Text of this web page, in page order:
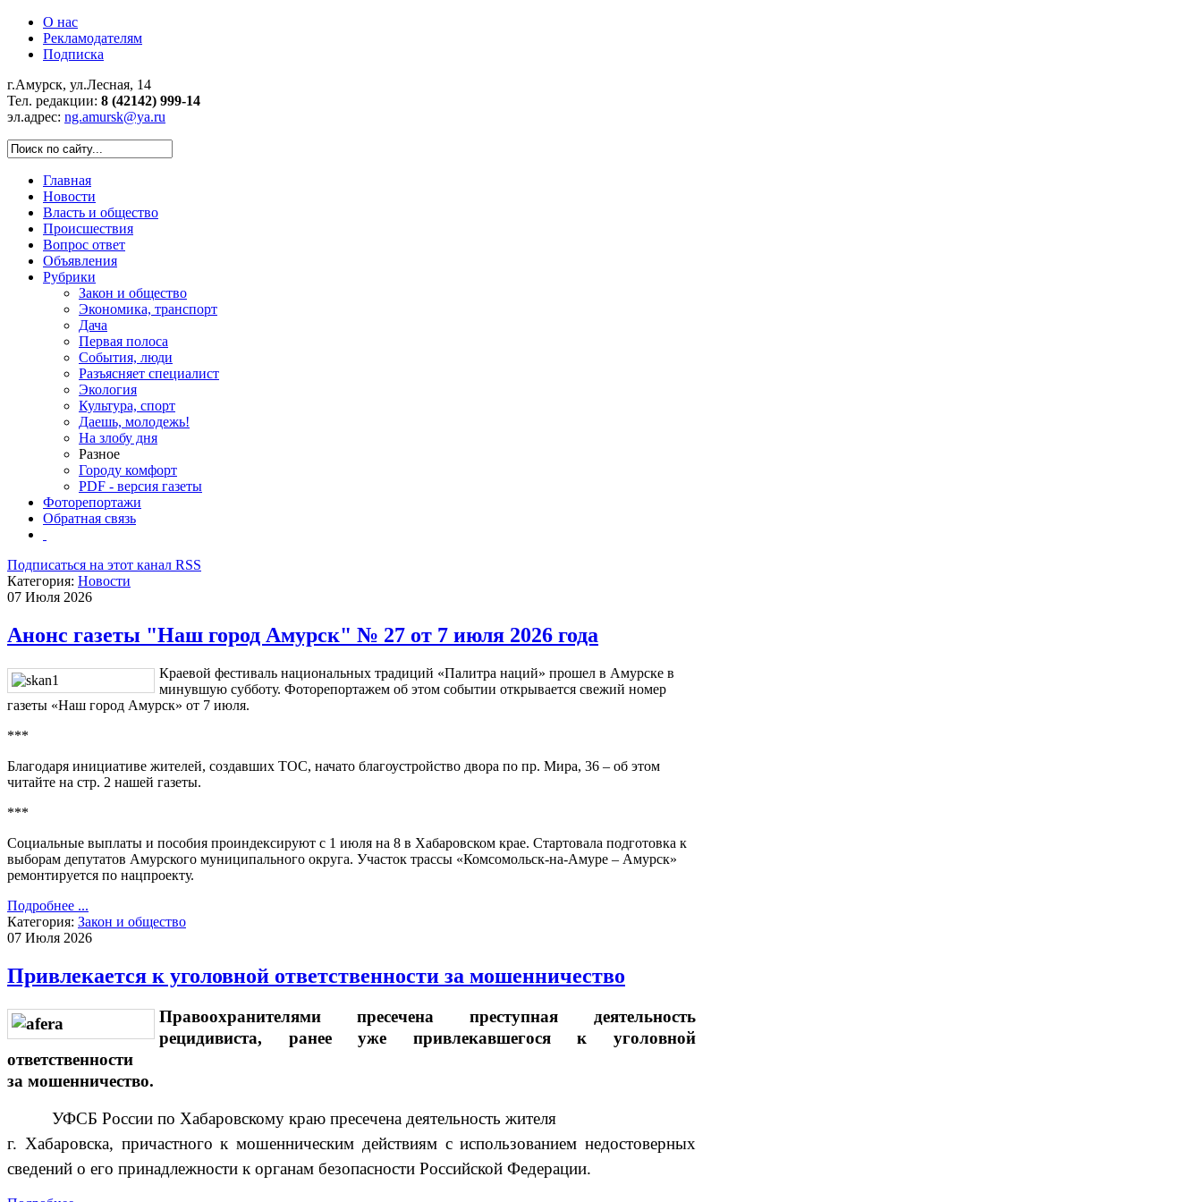
О нас
Рекламодателям
Подписка
г.Амурск, ул.Лесная, 14
Тел. редакции: 8 (42142) 999-14
эл.адрес: ng.amursk@ya.ru
Главная
Новости
Власть и общество
Происшествия
Вопрос ответ
Объявления
Рубрики
Закон и общество
Экономика, транспорт
Дача
Первая полоса
События, люди
Разъясняет специалист
Экология
Культура, спорт
Даешь, молодежь!
На злобу дня
Разное
Городу комфорт
PDF - версия газеты
Фоторепортажи
Обратная связь
Подписаться на этот канал RSS
Категория: Новости
07 Июля 2026
Анонс газеты "Наш город Амурск" № 27 от 7 июля 2026 года
Краевой фестиваль национальных традиций «Палитра наций» прошел в Амурске в
минувшую субботу. Фоторепортажем об этом событии открывается свежий номер
газеты «Наш город Амурск» от 7 июля.
***
Благодаря инициативе жителей, создавших ТОС, начато благоустройство двора по пр. Мира, 36 – об этом
читайте на стр. 2 нашей газеты.
***
Социальные выплаты и пособия проиндексируют с 1 июля на 8 в Хабаровском крае. Стартовала подготовка к
выборам депутатов Амурского муниципального округа. Участок трассы «Комсомольск-на-Амуре – Амурск»
ремонтируется по нацпроекту.
Подробнее ...
Категория: Закон и общество
07 Июля 2026
Привлекается к уголовной ответственности за мошенничество
Правоохранителями пресечена преступная деятельность
рецидивиста, ранее уже привлекавшегося к уголовной
ответственности
за мошенничество.
УФСБ России по Хабаровскому краю пресечена деятельность жителя
г. Хабаровска, причастного к мошенническим действиям с использованием недостоверных
сведений о его принадлежности к органам безопасности Российской Федерации.